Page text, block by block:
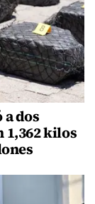
dos
kilos